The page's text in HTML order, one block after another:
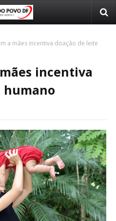
a mães incentiva doação de leite
incentiva
humano